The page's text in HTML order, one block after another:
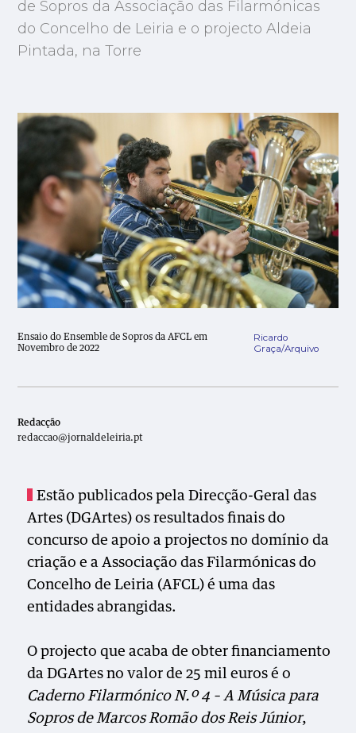
de Sopros da Associação das Filarmónicas
do Concelho de Leiria e o projecto Aldeia
Pintada, na Torre
Ensaio do Ensemble de Sopros da AFCL em
Novembro de 2022
Ricardo
Graça/Arquivo
Redacção
redaccao@jornaldeleiria.pt
Estão publicados pela Direcção-Geral das
Artes (DGArtes) os resultados finaisdo
concurso de apoio a projectos no domínio da
criação e a Associação das Filarmónicas do
Concelho de Leiria (AFCL) é uma das
entidades abrangidas.
O projecto que acaba de obter financiamento
da DGArtes no valor de 25 mil euros é o
Caderno Filarmónico N.º 4 – A Música para
Sopros de Marcos Romão dos Reis Júnior,